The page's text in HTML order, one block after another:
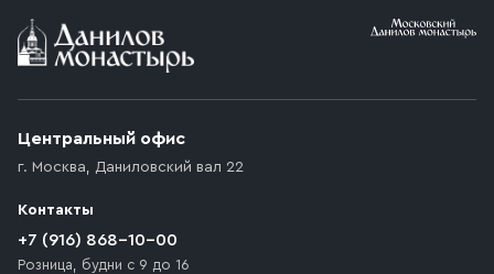
Условия доставки
возникают препятствия для подъезда автомобиля,
которое максимально близко к месту запланированной
движения. Если на территории места назначения
доставки предусмотрен платный въезд, то Покупателю
необходимо компенсировать стоимость въезда
Центральный офис
г. Москва, Даниловский вал 22
Контакты
+7 (916) 868-10-00
Розница, будни с 9 до 16